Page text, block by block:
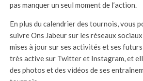
pas manquer un seul moment de l’action.
En plus du calendrier des tournois, vous
suivre Ons Jabeur sur les réseaux
mises à jour sur ses activités et ses
très active sur Twitter et Instagram, et
des photos et des vidéos de ses